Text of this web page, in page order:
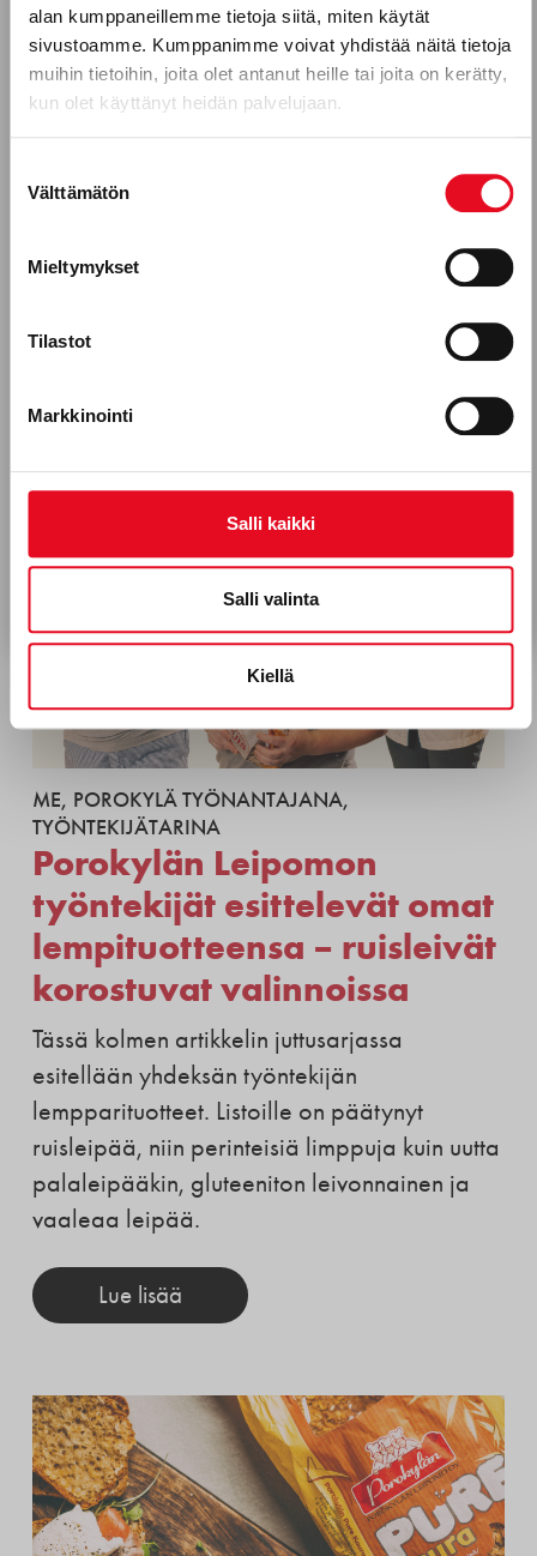
alan kumppaneillemme tietoja siitä, miten käytät
sivustoamme. Kumppanimme voivat yhdistää näitä tietoja
muihin tietoihin, joita olet antanut heille tai joita on kerätty,
kun olet käyttänyt heidän palvelujaan.
valinta
Välttämätön
Mieltymykset
Tilastot
Markkinointi
Salli kaikki
Salli valinta
Kiellä
Leipomon työntekijät ovat kuitenkin oppineet
tunnistamaan, minkälaiset tuotteet maistuvat
monelle. Leipomotuotteiden käyttäjiä on
juttusarjalle, jossa esitellään Porokylän
ME, POROKYLÄ TYÖNANTAJANA,
TYÖNTEKIJÄTARINA
Porokylän Leipomon
työntekijät esittelevät omat
lempituotteensa – ruisleivät
korostuvat valinnoissa
Tässä kolmen artikkelin juttusarjassa
esitellään yhdeksän työntekijän
lempparituotteet. Listoille on päätynyt
ruisleipää, niin perinteisiä limppuja kuin uutta
palaleipääkin, gluteeniton leivonnainen ja
vaaleaa leipää.
Lue lisää
Mitkä seuraavista aihealueista
kiinnostavat sinua?
Reseptit
Porokylän leipomo Oy, leipomoala
Hyväksyn Porokylän Leipomo Oy:n viestinnän.*
Tietosuojaseloste
Tilaa uutiskirje